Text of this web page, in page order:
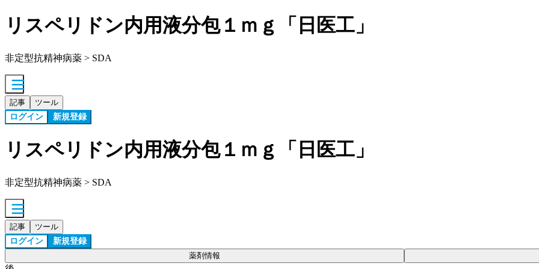
リスペリドン内用液分包１ｍｇ「日医工」
非定型抗精神病薬 > SDA
記事 ツール
ログイン 新規登録
リスペリドン内用液分包１ｍｇ「日医工」
非定型抗精神病薬 > SDA
記事 ツール
ログイン 新規登録
薬剤情報